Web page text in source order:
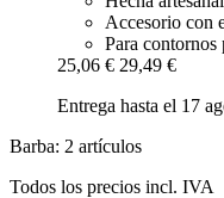
Accesorio con
Para contornos
25,06 € 29,49 €
Entrega hasta el 17
Barba: 2 artículos
Todos los precios incl. IVA